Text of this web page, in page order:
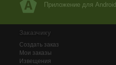
Приложение для Android
Заказчику
Создать заказ
Мои заказы
Извещения